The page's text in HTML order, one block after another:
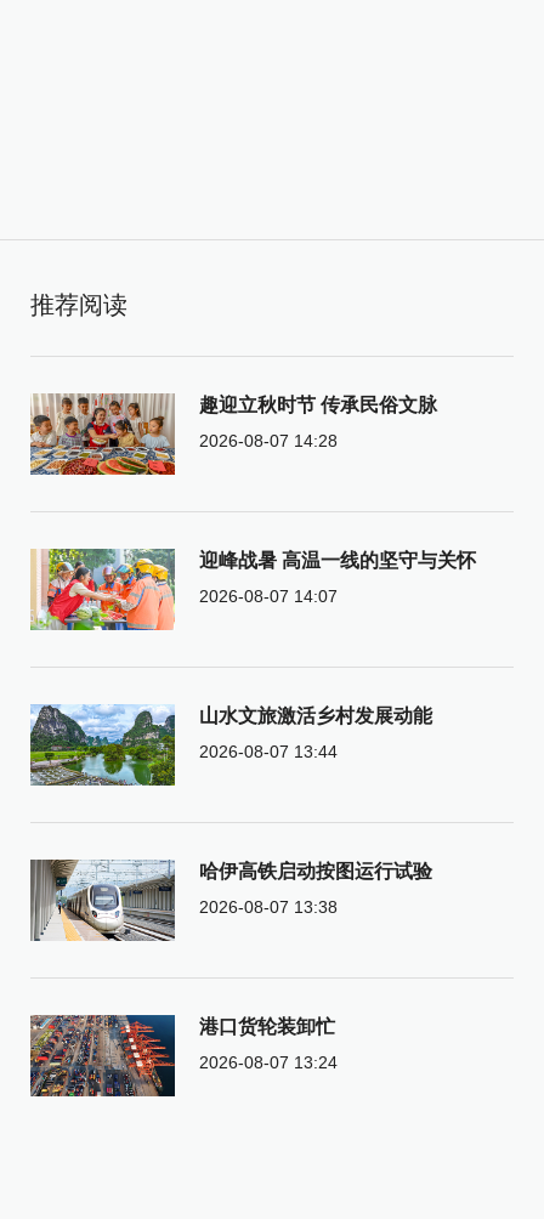
推荐阅读
趣迎立秋时节 传承民俗文脉
2026-08-07 14:28
迎峰战暑 高温一线的坚守与关怀
2026-08-07 14:07
山水文旅激活乡村发展动能
2026-08-07 13:44
哈伊高铁启动按图运行试验
2026-08-07 13:38
港口货轮装卸忙
2026-08-07 13:24